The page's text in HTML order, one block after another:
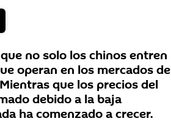
no solo los chinos entren
operan en los mercados de
que los precios del
debido a la baja
ha comenzado a crecer.